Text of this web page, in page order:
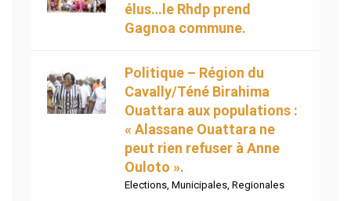
élus…le Rhdp prend
Gagnoa commune.
Politique – Région du
Cavally/Téné Birahima
Ouattara aux populations :
« Alassane Ouattara ne
peut rien refuser à Anne
Ouloto ».
Elections, Municipales, Regionales